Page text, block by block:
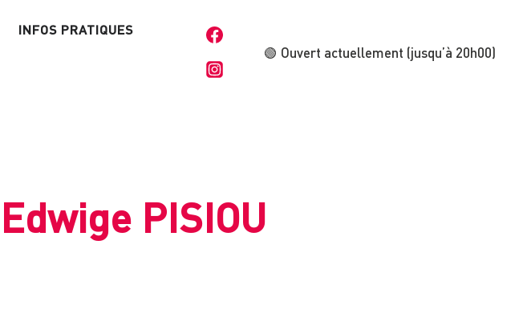
INFOS PRATIQUES
🟢 Ouvert actuellement (jusqu’à 20h00)
PISIOU